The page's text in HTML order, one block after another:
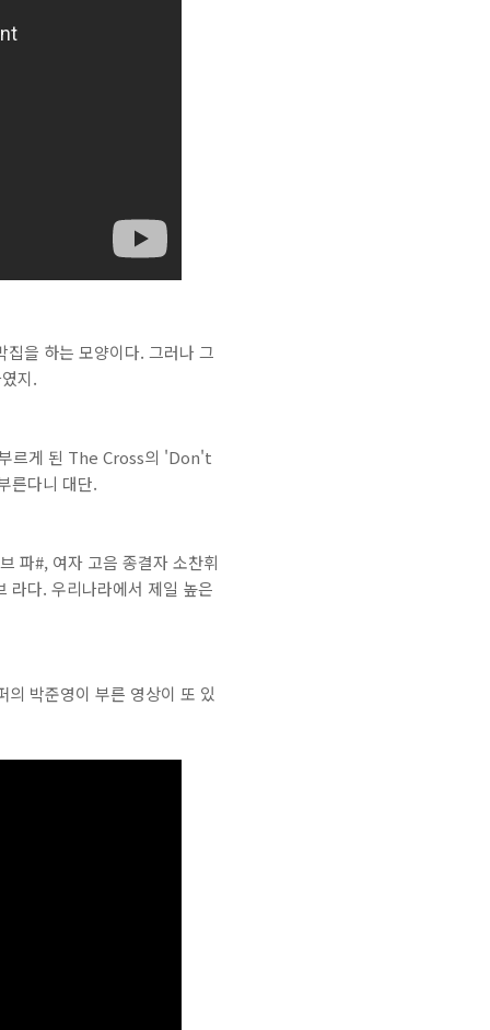
을 하는 모양이다. 그러나 그
지.
부르게 된 The Cross의 'Don't
른다니 대단.
파#, 여자 고음 종결자 소찬휘
다. 우리나라에서 제일 높은
박준영이 부른 영상이 또 있